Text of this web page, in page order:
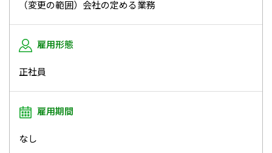
（変更の範囲）会社の定める業務
雇用形態
正社員
雇用期間
なし